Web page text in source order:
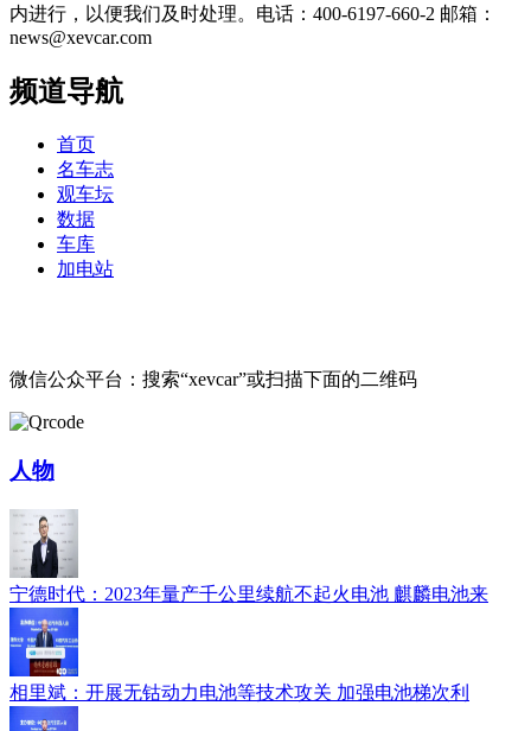
内进行，以便我们及时处理。电话：400-6197-660-2 邮箱：
news@xevcar.com
频道导航
首页
名车志
观车坛
数据
车库
加电站
微信公众平台：搜索“xevcar”或扫描下面的二维码
人物
宁德时代：2023年量产千公里续航不起火电池 麒麟电池来
相里斌：开展无钴动力电池等技术攻关 加强电池梯次利